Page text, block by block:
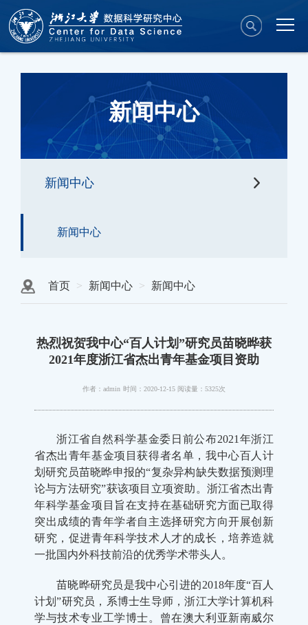
新闻中心
新闻中心
新闻中心
首页 新闻中心 新闻中心
热烈祝贺我中心“百人计划”研究员苗晓晔获
2021年度浙江省杰出青年基金项目资助
作者：admin 时间：2020-12-15 阅读量：5325次
浙江省自然科学基金委日前公布2021年浙江
省杰出青年基金项目获得者名单，我中心百人计
划研究员苗晓晔申报的“复杂异构缺失数据预测理
论与方法研究”获该项目立项资助。浙江省杰出青
年科学基金项目旨在支持在基础研究方面已取得
突出成绩的青年学者自主选择研究方向开展创新
研究，促进青年科学技术人才的成长，培养造就
一批国内外科技前沿的优秀学术带头人。
苗晓晔研究员是我中心引进的2018年度“百人
计划”研究员，系博士生导师，浙江大学计算机科
学与技术专业工学博士。曾在澳大利亚新南威尔